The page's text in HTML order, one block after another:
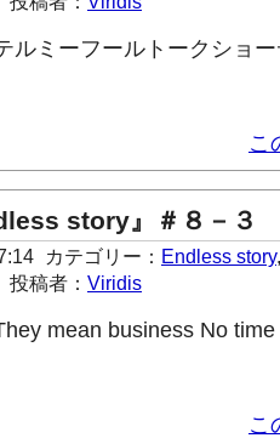
ルミーフールトークショ
こ
story』＃８－３
カテゴリー： Endless story
投稿者： Viridis
mean business No
こ